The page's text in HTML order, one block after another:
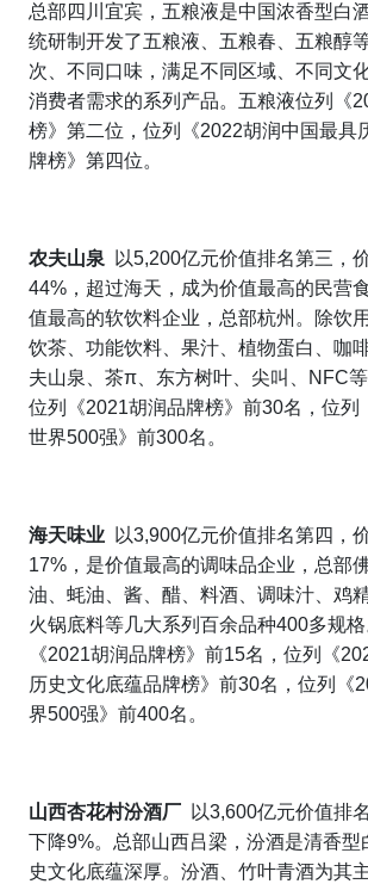
总部四川宜宾， 五粮液是中国浓香型白
统研制开发了五粮液、五粮春、五粮醇
次、不同口味，满足不同区域、不同文
消费者需求的系列产品。五粮液位列
《
榜》第二位，位列《2022胡润中国最具
牌榜》第四位。
农夫山泉 以5,200亿元价值排名第三，
44% ， 超过海天，成为价值最高的民营
值最高的软饮料企业 ，总部杭州。除饮
饮茶、功能饮料、果汁、植物蛋白、咖
夫山泉、茶π 、东方树叶、尖叫、 NFC
位列《2021胡润品牌榜》前30名，位列
世界500强》前300名。
海天味业 以3,900亿元价值排名第四，
17% ，是价值最高的调味品企业，总部
油、蚝油、酱、醋、料酒、调味汁、鸡
火锅底料等几大系列百余品种400多规
《2021胡润品牌榜》前15名，位列《
历史文化底蕴品牌榜》前30名，位列《
界500强》前400名。
山西杏花村汾酒厂 以3,600亿元价值排
下降9%。 总部山西吕梁，汾酒是清香型
史文化底蕴深厚。汾酒、竹叶青酒为其